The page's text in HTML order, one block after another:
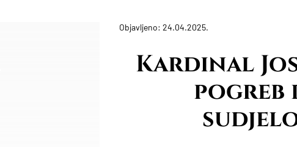
Objavljeno: 24.04.2025.
Kardinal
pogreb